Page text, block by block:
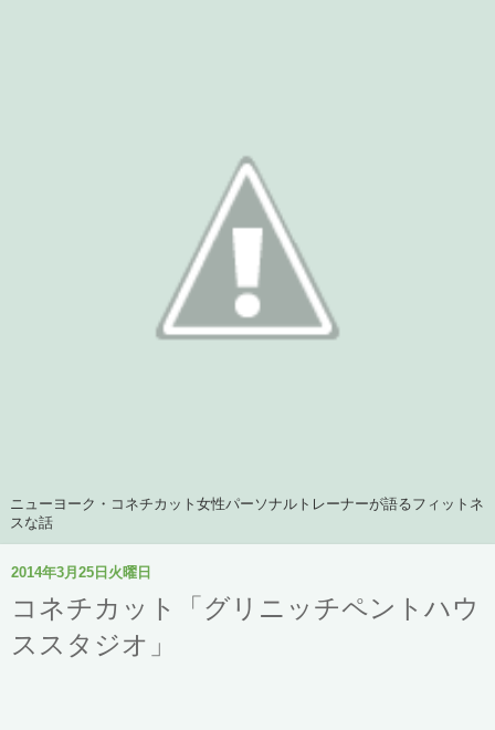
ニューヨーク・コネチカット女性パーソナルトレーナーが語るフィットネ
スな話
2014年3月25日火曜日
コネチカット「グリニッチペントハウ
ススタジオ」